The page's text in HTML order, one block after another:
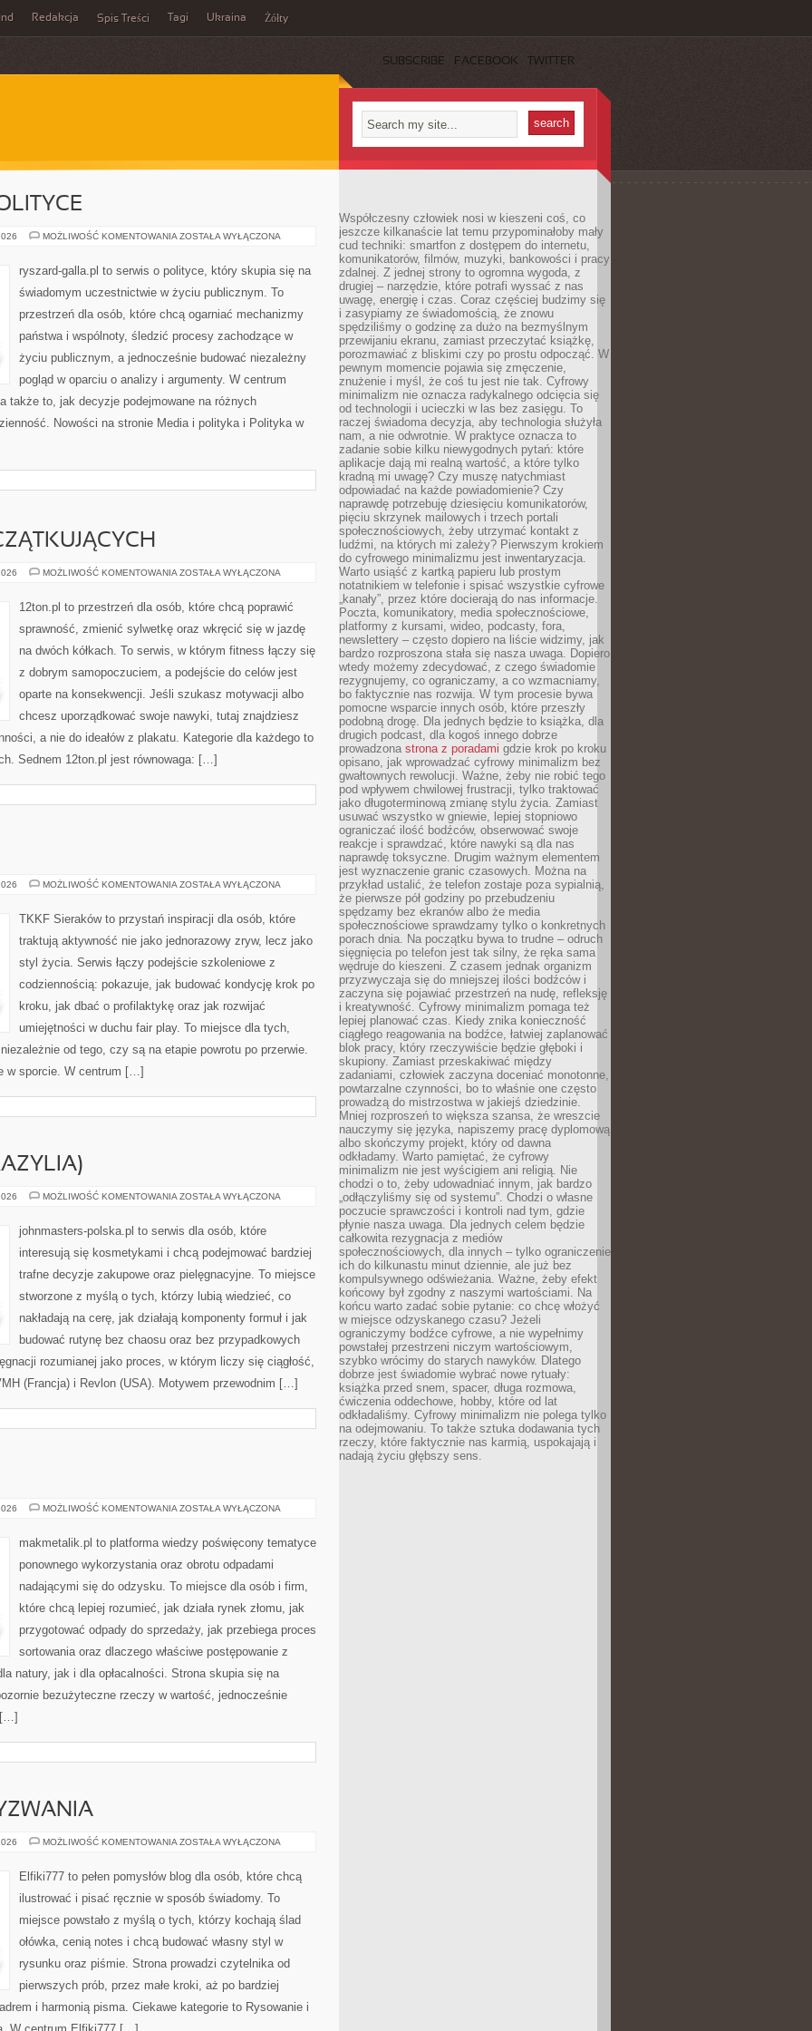
Redakcja Spis Treści Tagi Ukraina Żółty
SUBSCRIBE FACEBOOK TWITTER
MOŻLIWOŚĆ KOMENTOWANIA FAKTY
O
POLITYCE
ZOSTAŁA WYŁĄCZONA
ryszard-galla.pl to serwis o polityce, który skupia się na
świadomym uczestnictwie w życiu publicznym. To
przestrzeń dla osób, które chcą ogarniać mechanizmy
państwa i wspólnoty, śledzić procesy zachodzące w
życiu publicznym, a jednocześnie budować niezależny
pogląd w oparciu o analizy i argumenty. W centrum
także to, jak decyzje podejmowane na różnych
Nowości na stronie Media i polityka i Polityka w
MOŻLIWOŚĆ KOMENTOWANIA FITNESS
ZOSTAŁA WYŁĄCZONA
12ton.pl to przestrzeń dla osób, które chcą poprawić
sprawność, zmienić sylwetkę oraz wkręcić się w jazdę
na dwóch kółkach. To serwis, w którym fitness łączy się
z dobrym samopoczuciem, a podejście do celów jest
oparte na konsekwencji. Jeśli szukasz motywacji albo
chcesz uporządkować swoje nawyki, tutaj znajdziesz
a nie do ideałów z plakatu. Kategorie dla każdego to
Sednem 12ton.pl jest równowaga: […]
MOŻLIWOŚĆ KOMENTOWANIA SPORT
ZOSTAŁA WYŁĄCZONA
TKKF Sieraków to przystań inspiracji dla osób, które
traktują aktywność nie jako jednorazowy zryw, lecz jako
styl życia. Serwis łączy podejście szkoleniowe z
codziennością: pokazuje, jak budować kondycję krok po
kroku, jak dbać o profilaktykę oraz jak rozwijać
umiejętności w duchu fair play. To miejsce dla tych,
od tego, czy są na etapie powrotu po przerwie.
w sporcie. W centrum […]
MOŻLIWOŚĆ KOMENTOWANIA NATURA
(BRAZYLIA)
ZOSTAŁA WYŁĄCZONA
johnmasters-polska.pl to serwis dla osób, które
interesują się kosmetykami i chcą podejmować bardziej
trafne decyzje zakupowe oraz pielęgnacyjne. To miejsce
stworzone z myślą o tych, którzy lubią wiedzieć, co
nakładają na cerę, jak działają komponenty formuł i jak
budować rutynę bez chaosu oraz bez przypadkowych
rozumianej jako proces, w którym liczy się ciągłość,
(Francja) i Revlon (USA). Motywem przewodnim […]
MOŻLIWOŚĆ KOMENTOWANIA ZERO
ZOSTAŁA WYŁĄCZONA
makmetalik.pl to platforma wiedzy poświęcony tematyce
ponownego wykorzystania oraz obrotu odpadami
nadającymi się do odzysku. To miejsce dla osób i firm,
które chcą lepiej rozumieć, jak działa rynek złomu, jak
przygotować odpady do sprzedaży, jak przebiega proces
sortowania oraz dlaczego właściwe postępowanie z
natury, jak i dla opłacalności. Strona skupia się na
bezużyteczne rzeczy w wartość, jednocześnie
[…]
MOŻLIWOŚĆ KOMENTOWANIA ARTYSTYCZNE
ZOSTAŁA WYŁĄCZONA
Elfiki777 to pełen pomysłów blog dla osób, które chcą
ilustrować i pisać ręcznie w sposób świadomy. To
miejsce powstało z myślą o tych, którzy kochają ślad
ołówka, cenią notes i chcą budować własny styl w
rysunku oraz piśmie. Strona prowadzi czytelnika od
pierwszych prób, przez małe kroki, aż po bardziej
i harmonią pisma. Ciekawe kategorie to Rysowanie i
Współczesny człowiek nosi w kieszeni coś, co
jeszcze kilkanaście lat temu przypominałoby mały
cud techniki: smartfon z dostępem do internetu,
komunikatorów, filmów, muzyki, bankowości i pracy
zdalnej. Z jednej strony to ogromna wygoda, z
drugiej – narzędzie, które potrafi wyssać z nas
uwagę, energię i czas. Coraz częściej budzimy się
i zasypiamy ze świadomością, że znowu
spędziliśmy o godzinę za dużo na bezmyślnym
przewijaniu ekranu, zamiast przeczytać książkę,
porozmawiać z bliskimi czy po prostu odpocząć. W
pewnym momencie pojawia się zmęczenie,
znużenie i myśl, że coś tu jest nie tak. Cyfrowy
minimalizm nie oznacza radykalnego odcięcia się
od technologii i ucieczki w las bez zasięgu. To
raczej świadoma decyzja, aby technologia służyła
nam, a nie odwrotnie. W praktyce oznacza to
zadanie sobie kilku niewygodnych pytań: które
aplikacje dają mi realną wartość, a które tylko
kradną mi uwagę? Czy muszę natychmiast
odpowiadać na każde powiadomienie? Czy
naprawdę potrzebuję dziesięciu komunikatorów,
pięciu skrzynek mailowych i trzech portali
społecznościowych, żeby utrzymać kontakt z
ludźmi, na których mi zależy? Pierwszym krokiem
do cyfrowego minimalizmu jest inwentaryzacja.
Warto usiąść z kartką papieru lub prostym
notatnikiem w telefonie i spisać wszystkie cyfrowe
„kanały”, przez które docierają do nas informacje.
Poczta, komunikatory, media społecznościowe,
platformy z kursami, wideo, podcasty, fora,
newslettery – często dopiero na liście widzimy, jak
bardzo rozproszona stała się nasza uwaga. Dopiero
wtedy możemy zdecydować, z czego świadomie
rezygnujemy, co ograniczamy, a co wzmacniamy,
bo faktycznie nas rozwija. W tym procesie bywa
pomocne wsparcie innych osób, które przeszły
podobną drogę. Dla jednych będzie to książka, dla
drugich podcast, dla kogoś innego dobrze
prowadzona strona z poradami gdzie krok po kroku
opisano, jak wprowadzać cyfrowy minimalizm bez
gwałtownych rewolucji. Ważne, żeby nie robić tego
pod wpływem chwilowej frustracji, tylko traktować
jako długoterminową zmianę stylu życia. Zamiast
usuwać wszystko w gniewie, lepiej stopniowo
ograniczać ilość bodźców, obserwować swoje
reakcje i sprawdzać, które nawyki są dla nas
naprawdę toksyczne. Drugim ważnym elementem
jest wyznaczenie granic czasowych. Można na
przykład ustalić, że telefon zostaje poza sypialnią,
że pierwsze pół godziny po przebudzeniu
spędzamy bez ekranów albo że media
społecznościowe sprawdzamy tylko o konkretnych
porach dnia. Na początku bywa to trudne – odruch
sięgnięcia po telefon jest tak silny, że ręka sama
wędruje do kieszeni. Z czasem jednak organizm
przyzwyczaja się do mniejszej ilości bodźców i
zaczyna się pojawiać przestrzeń na nudę, refleksję
i kreatywność. Cyfrowy minimalizm pomaga też
lepiej planować czas. Kiedy znika konieczność
ciągłego reagowania na bodźce, łatwiej zaplanować
blok pracy, który rzeczywiście będzie głęboki i
skupiony. Zamiast przeskakiwać między
zadaniami, człowiek zaczyna doceniać monotonne,
powtarzalne czynności, bo to właśnie one często
prowadzą do mistrzostwa w jakiejś dziedzinie.
Mniej rozproszeń to większa szansa, że wreszcie
nauczymy się języka, napiszemy pracę dyplomową
albo skończymy projekt, który od dawna
odkładamy. Warto pamiętać, że cyfrowy
minimalizm nie jest wyścigiem ani religią. Nie
chodzi o to, żeby udowadniać innym, jak bardzo
„odłączyliśmy się od systemu”. Chodzi o własne
poczucie sprawczości i kontroli nad tym, gdzie
płynie nasza uwaga. Dla jednych celem będzie
całkowita rezygnacja z mediów
społecznościowych, dla innych – tylko ograniczenie
ich do kilkunastu minut dziennie, ale już bez
kompulsywnego odświeżania. Ważne, żeby efekt
końcowy był zgodny z naszymi wartościami. Na
końcu warto zadać sobie pytanie: co chcę włożyć
w miejsce odzyskanego czasu? Jeżeli
ograniczymy bodźce cyfrowe, a nie wypełnimy
powstałej przestrzeni niczym wartościowym,
szybko wrócimy do starych nawyków. Dlatego
dobrze jest świadomie wybrać nowe rytuały:
książka przed snem, spacer, długa rozmowa,
ćwiczenia oddechowe, hobby, które od lat
odkładaliśmy. Cyfrowy minimalizm nie polega tylko
na odejmowaniu. To także sztuka dodawania tych
rzeczy, które faktycznie nas karmią, uspokajają i
nadają życiu głębszy sens.